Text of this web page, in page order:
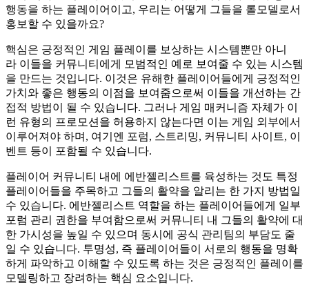
행동을 하는 플레이어이고, 우리는 어떻게 그들을 롤모델로서
홍보할 수 있을까요?
핵심은 긍정적인 게임 플레이를 보상하는 시스템뿐만 아니
라 이들을 커뮤니티에게 모범적인 예로 보여줄 수 있는 시스템
을 만드는 것입니다. 이것은 유해한 플레이어들에게 긍정적인
가치와 좋은 행동의 이점을 보여줌으로써 이들을 개선하는 간
접적 방법이 될 수 있습니다. 그러나 게임 매커니즘 자체가 이
런 유형의 프로모션을 허용하지 않는다면 이는 게임 외부에서
이루어져야 하며, 여기엔 포럼, 스트리밍, 커뮤니티 사이트, 이
벤트 등이 포함될 수 있습니다.
플레이어 커뮤니티 내에 에반젤리스트를 육성하는 것도 특정
플레이어들을 주목하고 그들의 활약을 알리는 한 가지 방법일
수 있습니다. 에반젤리스트 역할을 하는 플레이어들에게 일부
포럼 관리 권한을 부여함으로써 커뮤니티 내 그들의 활약에 대
한 가시성을 높일 수 있으며 동시에 공식 관리팀의 부담도 줄
일 수 있습니다. 투명성, 즉 플레이어들이 서로의 행동을 명확
하게 파악하고 이해할 수 있도록 하는 것은 긍정적인 플레이를
모델링하고 장려하는 핵심 요소입니다.